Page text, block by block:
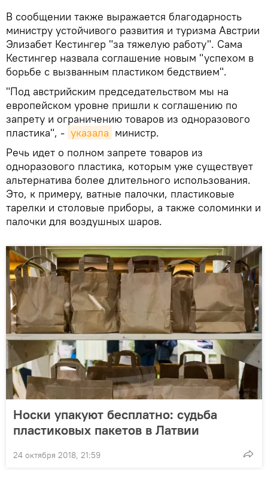
​В сообщении также выражается благодарность
министру устойчивого развития и туризма Австрии
Элизабет Кестингер "за тяжелую работу". Сама
Кестингер назвала соглашение новым "успехом в
борьбе с вызванным пластиком бедствием".
"Под австрийским председательством мы на
европейском уровне пришли к соглашению по
запрету и ограничению товаров из одноразового
пластика", - указала министр.
Речь идет о полном запрете товаров из
одноразового пластика, которым уже существует
альтернатива более длительного использования.
Это, к примеру, ватные палочки, пластиковые
тарелки и столовые приборы, а также соломинки и
палочки для воздушных шаров.
Носки упакуют бесплатно: судьба
пластиковых пакетов в Латвии
24 октября 2018, 21:59